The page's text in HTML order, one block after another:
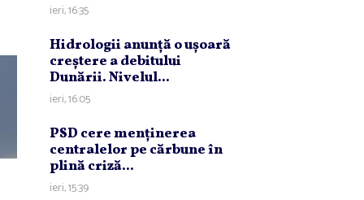
ieri, 16:35
Hidrologii anunţă o uşoară
creştere a debitului
Dunării. Nivelul...
ieri, 16:05
PSD cere menţinerea
centralelor pe cărbune în
plină criză...
ieri, 15:39